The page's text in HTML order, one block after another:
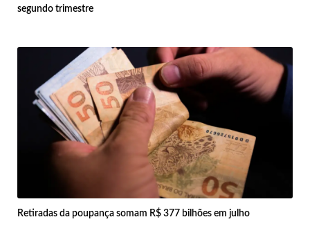
segundo trimestre
Retiradas da poupança somam R$ 377 bilhões em julho